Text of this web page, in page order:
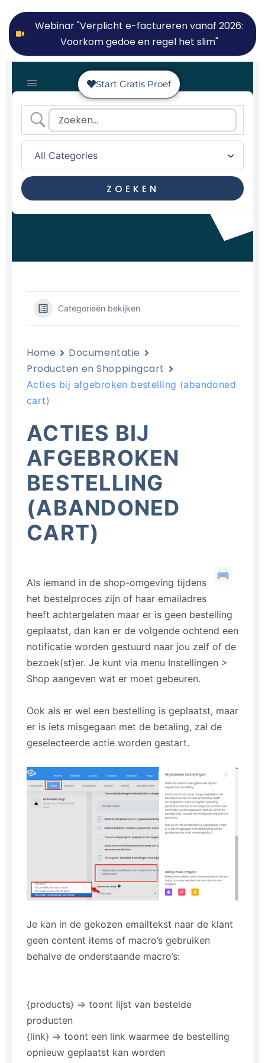
Webinar "Verplicht e-factureren vanaf 2026:
Voorkom gedoe en regel het slim"
Start Gratis Proef
Categorieën bekijken
Home
Documentatie
Producten en Shoppingcart
Acties bij afgebroken bestelling (abandoned
cart)
ACTIES BIJ
AFGEBROKEN
BESTELLING
(ABANDONED
CART)
Als iemand in de shop-omgeving tijdens
het bestelproces zijn of haar emailadres
heeft achtergelaten maar er is geen bestelling
geplaatst, dan kan er de volgende ochtend een
notificatie worden gestuurd naar jou zelf of de
bezoek(st)er. Je kunt via menu Instellingen >
Shop aangeven wat er moet gebeuren.
Ook als er wel een bestelling is geplaatst, maar
er is iets misgegaan met de betaling, zal de
geselecteerde actie worden gestart.
Je kan in de gekozen emailtekst naar de klant
geen content items of macro’s gebruiken
behalve de onderstaande macro’s:
{products} => toont lijst van bestelde
producten
{link} => toont een link waarmee de bestelling
opnieuw geplaatst kan worden